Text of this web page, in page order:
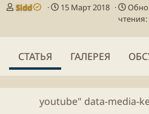
А
р
Sidd
Д
б
л
и
15 Март 2018
чтения:
СТАТЬЯ ГАЛЕРЕЯ
youtube" data-media-